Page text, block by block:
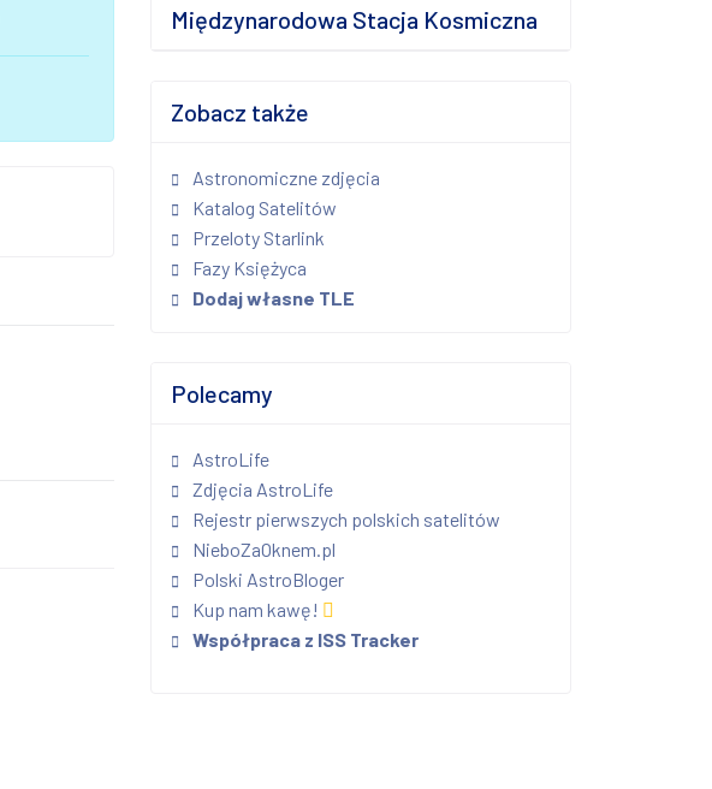
Międzynarodowa Stacja Kosmiczna
Zobacz także
Astronomiczne zdjęcia
Katalog Satelitów
Przeloty Starlink
Fazy Księżyca
Dodaj własne TLE
Polecamy
AstroLife
Zdjęcia AstroLife
Rejestr pierwszych polskich satelitów
NieboZaOknem.pl
Polski AstroBloger
Kup nam kawę!
Współpraca z ISS Tracker